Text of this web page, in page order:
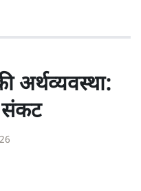
अर्थव्यवस्था:
संकट